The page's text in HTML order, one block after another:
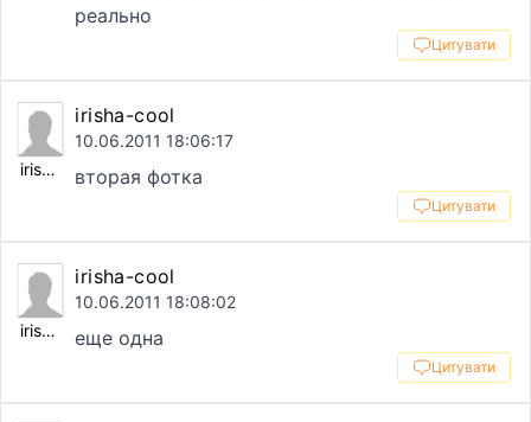
реально
Цитувати
irisha-cool
irisha-cool
10.06.2011 18:06:17
вторая фотка
Цитувати
irisha-cool
irisha-cool
10.06.2011 18:08:02
еще одна
Цитувати